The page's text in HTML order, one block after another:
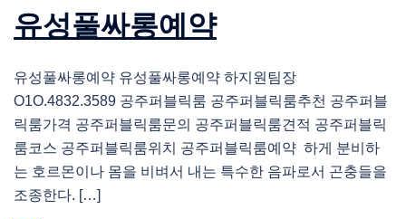
유성풀싸롱예약
유성풀싸롱예약 유성풀싸롱예약 하지원팀장
O1O.4832.3589 공주퍼블릭룸 공주퍼블릭룸추천 공주퍼블
릭룸가격 공주퍼블릭룸문의 공주퍼블릭룸견적 공주퍼블릭
룸코스 공주퍼블릭룸위치 공주퍼블릭룸예약 하게 분비하
는 호르몬이나 몸을 비벼서 내는 특수한 음파로서 곤충들을
조종한다. […]